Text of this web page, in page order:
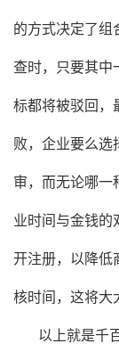
的方式决定了组
查时，只要其中
标都将被驳回，
败，企业要么选
审，而无论哪一
业时间与金钱的
开注册，以降低
核时间，这将大
以上就是千